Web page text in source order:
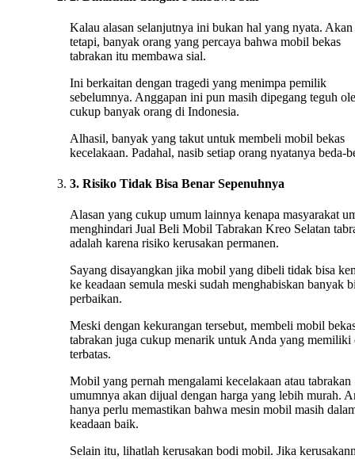
Kalau alasan selanjutnya ini bukan hal yang nyata. Akan
tetapi, banyak orang yang percaya bahwa mobil bekas
tabrakan itu membawa sial.
Ini berkaitan dengan tragedi yang menimpa pemilik
sebelumnya. Anggapan ini pun masih dipegang teguh
cukup banyak orang di Indonesia.
Alhasil, banyak yang takut untuk membeli mobil bekas
kecelakaan. Padahal, nasib setiap orang nyatanya beda-
3. Risiko Tidak Bisa Benar Sepenuhnya
Alasan yang cukup umum lainnya kenapa masyarakat
menghindari Jual Beli Mobil Tabrakan Kreo Selatan
adalah karena risiko kerusakan permanen.
Sayang disayangkan jika mobil yang dibeli tidak bisa
ke keadaan semula meski sudah menghabiskan banyak
perbaikan.
Meski dengan kekurangan tersebut, membeli mobil
tabrakan juga cukup menarik untuk Anda yang memiliki
terbatas.
Mobil yang pernah mengalami kecelakaan atau tabrakan
umumnya akan dijual dengan harga yang lebih murah.
hanya perlu memastikan bahwa mesin mobil masih
keadaan baik.
Selain itu, lihatlah kerusakan bodi mobil. Jika